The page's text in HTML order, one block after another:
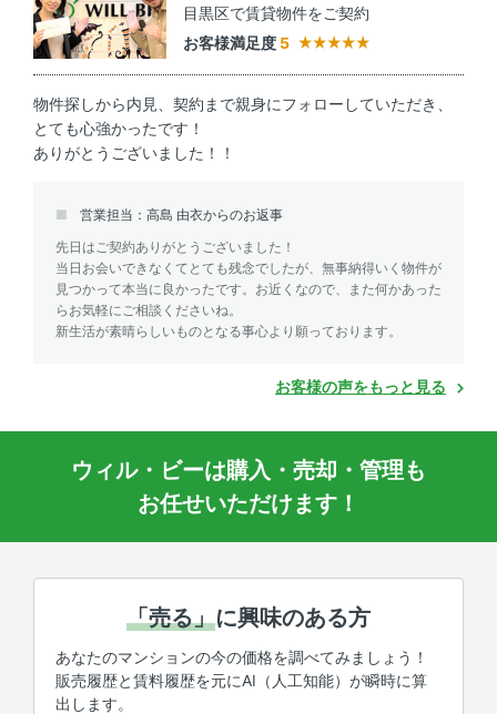
目黒区で賃貸物件をご契約
お客様満足度 5
物件探しから内見、契約まで親身にフォローしていただき、
とても心強かったです！
ありがとうございました！！
営業担当：高島 由衣からのお返事
先日はご契約ありがとうございました！
当日お会いできなくてとても残念でしたが、無事納得いく物件が
見つかって本当に良かったです。お近くなので、また何かあった
らお気軽にご相談くださいね。
新生活が素晴らしいものとなる事心より願っております。
お客様の声をもっと見る
ウィル・ビーは購入・売却・管理も
お任せいただけます！
「売る」に興味のある方
あなたのマンションの今の価格を調べてみましょう！
販売履歴と賃料履歴を元にAI（人工知能）が瞬時に算
出します。